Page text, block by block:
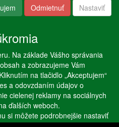
2020, powered byABRA E-shop
Odmietnuť Nastaviť
Na základe Vášho správania
a zobrazujeme Vám
na tlačidlo „Akceptujem“
a odovzdaním údajov o
cielenej reklamy na sociálnych
ďalších weboch.
si môžete podrobnejšie nastaviť